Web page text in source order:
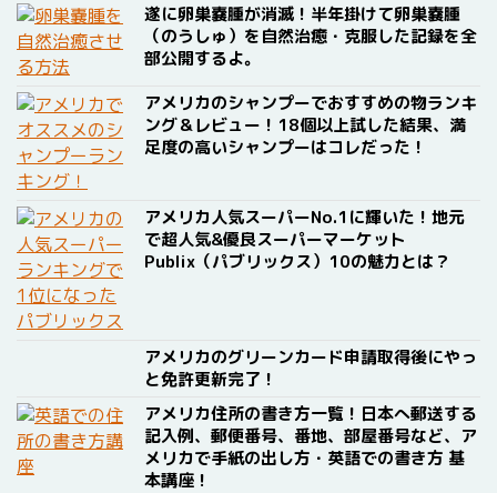
遂に卵巣嚢腫が消滅！半年掛けて卵巣嚢腫
（のうしゅ）を自然治癒・克服した記録を全
部公開するよ。
アメリカのシャンプーでおすすめの物ランキ
ング＆レビュー！18個以上試した結果、満
足度の高いシャンプーはコレだった！
アメリカ人気スーパーNo.1に輝いた！地元
で超人気&優良スーパーマーケット
Publix（パブリックス）10の魅力とは？
アメリカのグリーンカード申請取得後にやっ
と免許更新完了！
アメリカ住所の書き方一覧！日本へ郵送する
記入例、郵便番号、番地、部屋番号など、ア
メリカで手紙の出し方・英語での書き方 基
本講座！